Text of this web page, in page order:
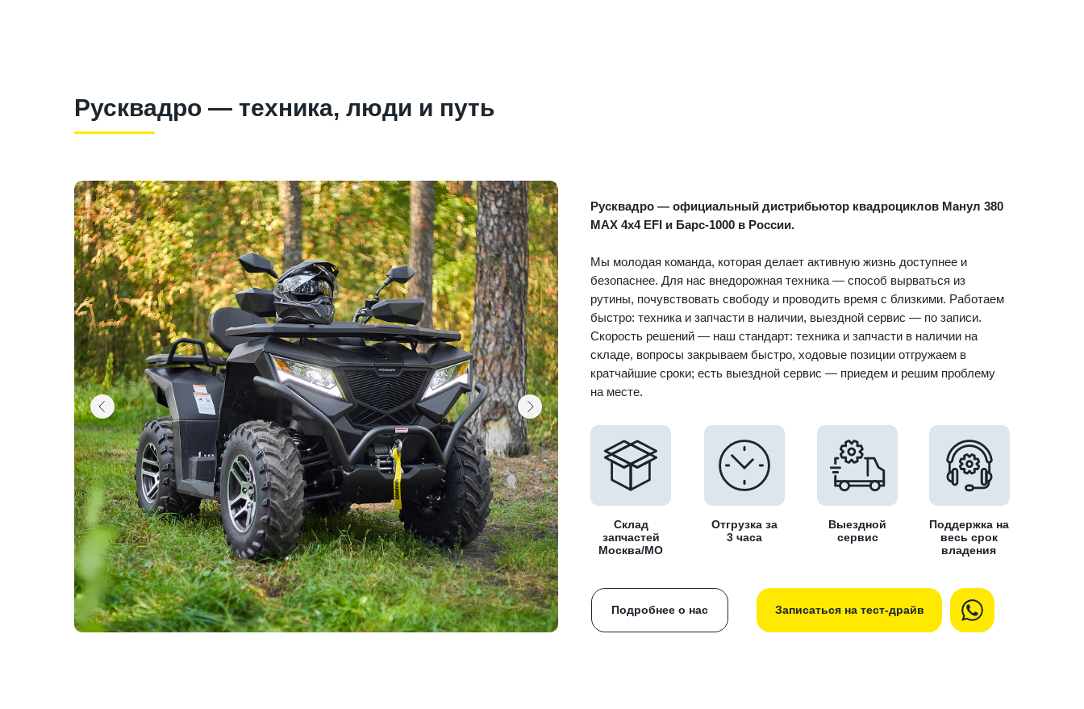
Русквадро — техника, люди и путь
Подробнее о нас Записаться на тест-драйв
Русквадро — официальный дистрибьютор квадроциклов Манул 380
MAX 4х4 EFI и Барс-1000 в России.
Мы молодая команда, которая делает активную жизнь доступнее и
безопаснее. Для нас внедорожная техника — способ вырваться из
рутины, почувствовать свободу и проводить время с близкими. Работаем
быстро: техника и запчасти в наличии, выездной сервис — по записи.
Скорость решений — наш стандарт: техника и запчасти в наличии на
складе, вопросы закрываем быстро, ходовые позиции отгружаем в
кратчайшие сроки; есть выездной сервис — приедем и решим проблему
на месте.
Склад
запчастей
Москва/МО
Отгрузка за
3 часа
Выездной
сервис
Поддержка на
весь срок
владения